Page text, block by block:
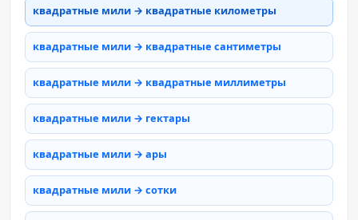
квадратные мили → квадратные километры
квадратные мили → квадратные сантиметры
квадратные мили → квадратные миллиметры
квадратные мили → гектары
квадратные мили → ары
квадратные мили → сотки